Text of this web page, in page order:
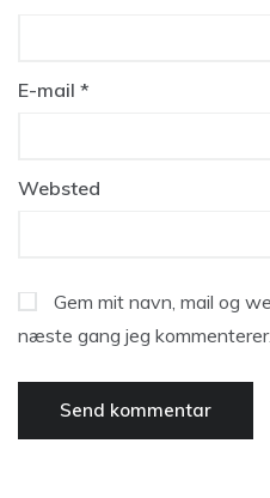
E-mail *
Websted
Gem mit navn, mail og
næste gang jeg kommenterer.